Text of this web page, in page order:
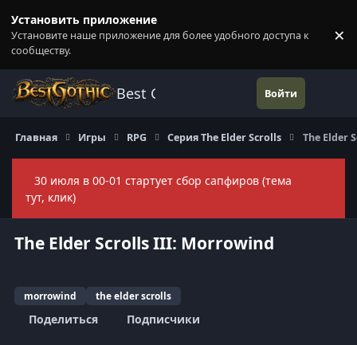
Установить приложение
Установите наше приложение для более удобного доступа к
сообществу.
×
Best Gothic Forums Войти
Главная Игры RPG Серия The Elder Scrolls The Elder
30 июля в 00-01 стартует сбор сапфиров (тема
тут, клик)
The Elder Scrolls III: Morrowind
morrowind the elder scrolls
Поделиться Подписчики